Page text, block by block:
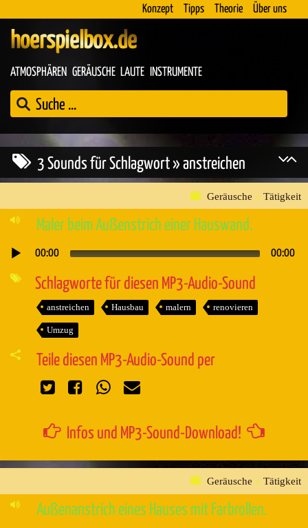
Konzept Tipps Theorie Über uns
hoerspielbox.de
ATMOSPHÄREN GERÄUSCHE LAUTE INSTRUMENTE
3 Sounds für Schlagwort » anstreichen
Geräusche » Tätigkeit
Maler beim Außenstrich einer Hauswand.
Audio-
00:00 00:00
Schlagworte für diesen MP3-Audio-Sound
anstreichen Hausbau malern renovieren
Umzug
Teile diesen MP3-Audio-Sound per
Infos und MP3-Sound-Download!
Geräusche » Tätigkeit
Außenanstrich eines Hauses mit Farbrollen.